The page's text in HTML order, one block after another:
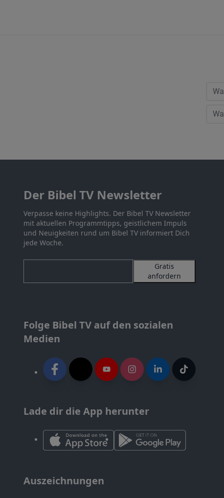
Der Bibel TV Newsletter
Verpasse keine Highlights. Der Bibel TV Newsletter
mit aktuellen Programmtipps, geistlichem Impuls
und Neuigkeiten rund um Bibel TV informiert Dich
jede Woche.
Gratis
anfordern
Folge Bibel TV auf den sozialen
Medien
Lade dir die App herunter
Auszeichnungen